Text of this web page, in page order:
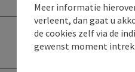
Meer informatie
verleent, dan gaat u
de cookies zelf via de
gewenst moment